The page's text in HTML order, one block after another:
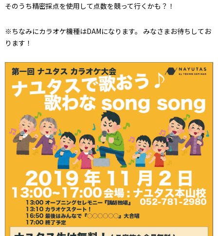
そのうち精密採点を使用して点数を競って行くかも？！
※ちなみにカラオケ機種はDAMになります。 みなさまお待ちしてお
ります！